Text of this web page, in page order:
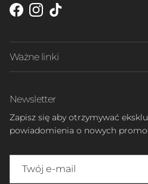
Facebook
Instagram
TikTok
Ważne linki
Newsletter
Zapisz się aby otrzymywać
powiadomienia o nowych